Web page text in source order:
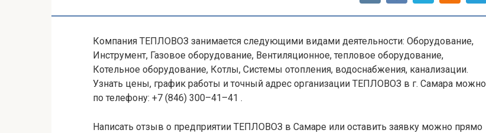
Компания ТЕПЛОВОЗ занимается следующими видами деятельности: Оборудование,
Инструмент, Газовое оборудование, Вентиляционное, тепловое оборудование,
Котельное оборудование, Котлы, Системы отопления, водоснабжения, канализации.
Узнать цены, график работы и точный адрес организации ТЕПЛОВОЗ в г. Самара можно
по телефону: +7 (846) 300–41–41 .
Написать отзыв о предприятии ТЕПЛОВОЗ в Самаре или оставить заявку можно прямо